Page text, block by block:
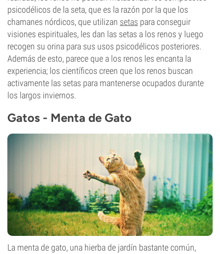
psicodélicos de la seta, que es la razón por la que los
chamanes nórdicos, que utilizan setas para conseguir
visiones espirituales, les dan las setas a los renos y luego
recogen su orina para sus usos psicodélicos posteriores.
Además de esto, parece que a los renos les encanta la
experiencia; los científicos creen que los renos buscan
activamente las setas para mantenerse ocupados durante
los largos inviernos.
Gatos - Menta de Gato
La menta de gato, una hierba de jardín bastante común,